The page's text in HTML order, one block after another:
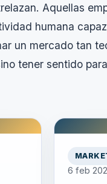
Aquellas
humana
un mercado tan
tener sentido
6 feb